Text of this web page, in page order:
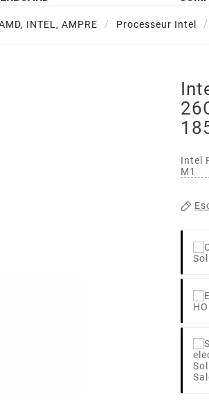
INTEL, AMPRE Processeur Intel
Intel
M1